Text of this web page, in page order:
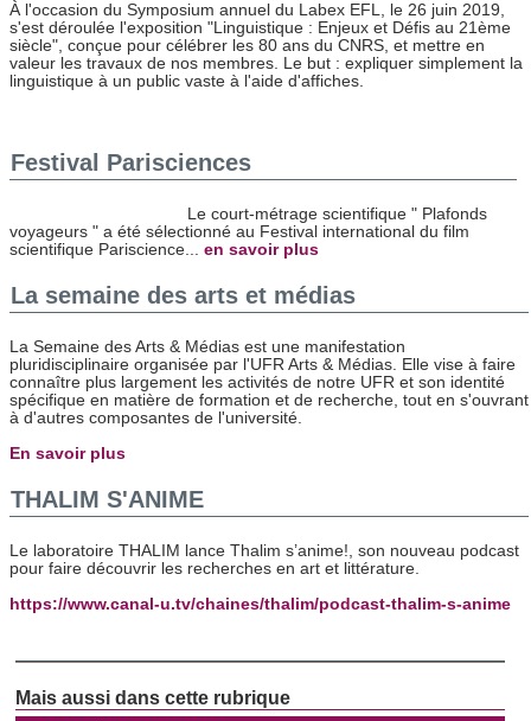
À l'occasion du Symposium annuel du Labex EFL, le 26 juin 2019,
s'est déroulée l'exposition "Linguistique : Enjeux et Défis au 21ème
siècle", conçue pour célébrer les 80 ans du CNRS, et mettre en
valeur les travaux de nos membres. Le but : expliquer simplement la
linguistique à un public vaste à l'aide d'affiches.
Festival Parisciences
Le court-métrage scientifique " Plafonds
voyageurs " a été sélectionné au Festival international du film
scientifique Pariscience... en savoir plus
La semaine des arts et médias
La Semaine des Arts & Médias est une manifestation
pluridisciplinaire organisée par l'UFR Arts & Médias. Elle vise à faire
connaître plus largement les activités de notre UFR et son identité
spécifique en matière de formation et de recherche, tout en s'ouvrant
à d'autres composantes de l'université.
En savoir plus
THALIM S'ANIME
Le laboratoire THALIM lance Thalim s’anime!, son nouveau podcast
pour faire découvrir les recherches en art et littérature.
https://www.canal-u.tv/chaines/thalim/podcast-thalim-s-anime